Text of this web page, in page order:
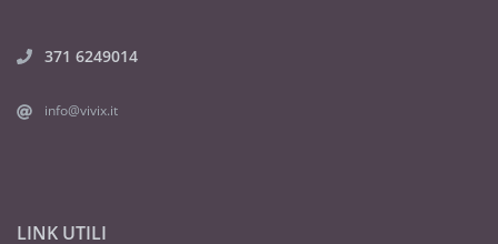
371 6249014
info@vivix.it
LINK UTILI